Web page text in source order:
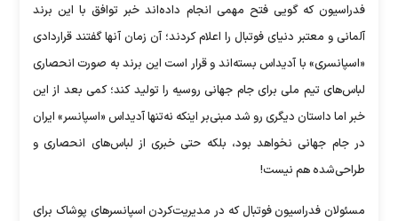
فدراسیون که گویی فتح مهمی انجام داده‌اند خبر توافق با این برند
آلمانی و معتبر دنیای فوتبال را اعلام کردند؛ آن زمان آنها گفتند قراردادی
«اسپانسری» با آدیداس بسته‌اند و قرار است این برند به صورت انحصاری
لباس‌های تیم ملی برای جام جهانی روسیه را تولید کند؛ کمی بعد از این
خبر اما داستان دیگری رو شد مبنی‌بر اینکه نه‌تنها آدیداس «اسپانسر» ایران
در جام جهانی نخواهد بود، بلکه حتی خبری از لباس‌های انحصاری و
طراحی‌شده هم نیست!
مسئولان فدراسیون فوتبال که در مدیریت‌کردن اسپانسرهای پوشاک برای